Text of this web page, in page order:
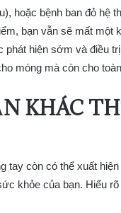
hoặc bệnh ban đỏ hệ
bạn vẫn sẽ mất một
hiện sớm và điều
móng mà còn cho
KHÁC
tay còn có thể xuất
khỏe của bạn. Hiểu